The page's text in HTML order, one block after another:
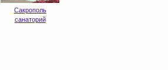
Сакрополь
санаторий